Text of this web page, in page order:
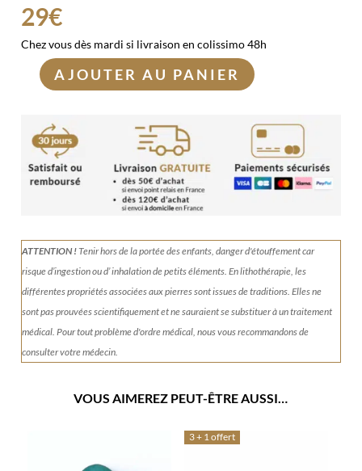
29€
Chez vous dès mardi si livraison en colissimo 48h
quantité
Collier
en
Amazonite
AJOUTER AU PANIER
ATTENTION !Tenirhors de la portée des enfants, danger d'étouffement car
risque d’ingestion ou d’ inhalation de petits éléments.En lithothérapie, les
différentes propriétés associées aux pierres sont issues de traditions. Elles ne
sont pas prouvées scientifiquement et ne sauraient se substituer à un traitement
médical. Pour tout problème d'ordre médical, nous vous recommandons de
consulter votre médecin.
VOUS AIMEREZ PEUT-ÊTRE AUSSI…
3 + 1 offert